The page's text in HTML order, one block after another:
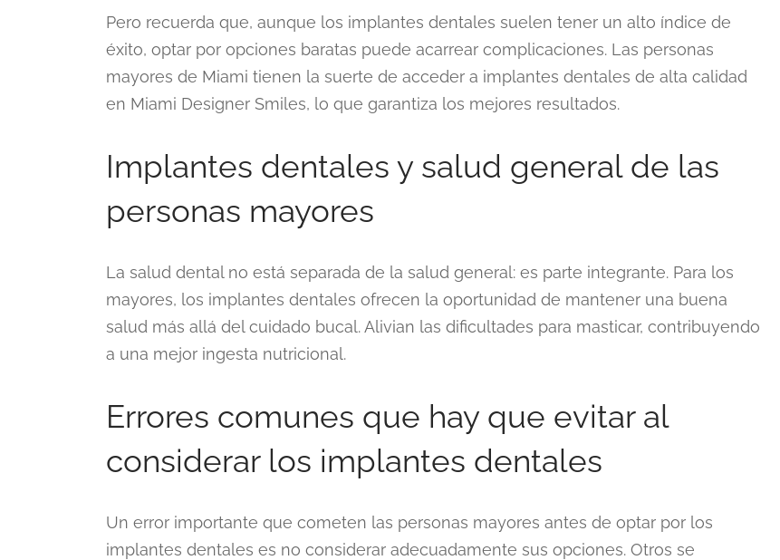
Pero recuerda que, aunque los implantes dentales suelen tener un alto índice de
éxito, optar por opciones baratas puede acarrear complicaciones. Las personas
mayores de Miami tienen la suerte de acceder a implantes dentales de alta calidad
en Miami Designer Smiles, lo que garantiza los mejores resultados.
Implantes dentales y salud general de las
personas mayores
La salud dental no está separada de la salud general: es parte integrante. Para los
mayores, los implantes dentales ofrecen la oportunidad de mantener una buena
salud más allá del cuidado bucal. Alivian las dificultades para masticar, contribuyendo
a una mejor ingesta nutricional.
Errores comunes que hay que evitar al
considerar los implantes dentales
Un error importante que cometen las personas mayores antes de optar por los
implantes dentales es no considerar adecuadamente sus opciones. Otros se